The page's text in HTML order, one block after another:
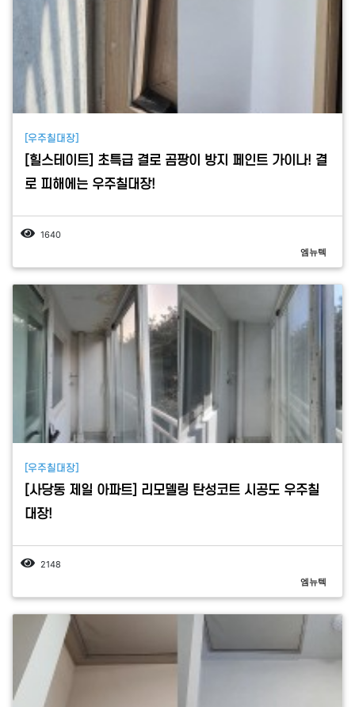
[우주칠대장]
[힐스테이트] 초특급 결로 곰팡이 방지 페인트 가이나! 결
로 피해에는 우주칠대장!
1640
엠뉴텍
[우주칠대장]
[사당동 제일 아파트] 리모델링 탄성코트 시공도 우주칠
대장!
2148
엠뉴텍